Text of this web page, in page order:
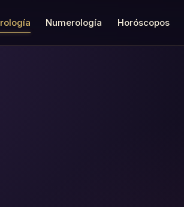
Numerología Horóscopos